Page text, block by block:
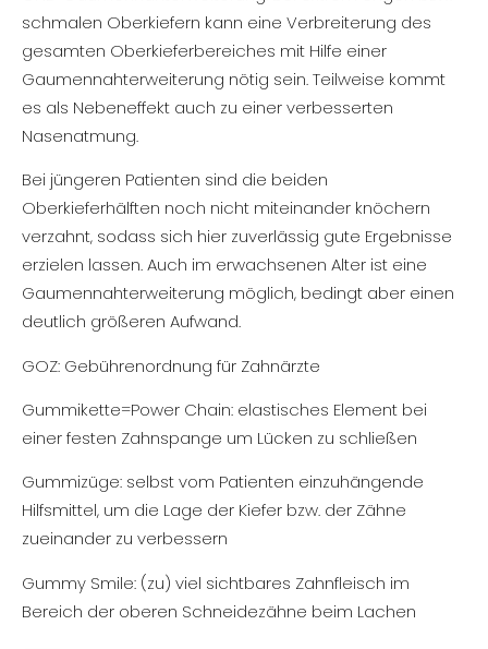
schmalen Oberkiefern kann eine Verbreiterung des
gesamten Oberkieferbereiches mit Hilfe einer
Gaumennahterweiterung nötig sein. Teilweise kommt
es als Nebeneffekt auch zu einer verbesserten
Nasenatmung.
Bei jüngeren Patienten sind die beiden
Oberkieferhälften noch nicht miteinander knöchern
verzahnt, sodass sich hier zuverlässig gute Ergebnisse
erzielen lassen. Auch im erwachsenen Alter ist eine
Gaumennahterweiterung möglich, bedingt aber einen
deutlich größeren Aufwand.
GOZ: Gebührenordnung für Zahnärzte
Gummikette=Power Chain: elastisches Element bei
einer festen Zahnspange um Lücken zu schließen
Gummizüge: selbst vom Patienten einzuhängende
Hilfsmittel, um die Lage der Kiefer bzw. der Zähne
zueinander zu verbessern
Gummy Smile: (zu) viel sichtbares Zahnfleisch im
Bereich der oberen Schneidezähne beim Lachen